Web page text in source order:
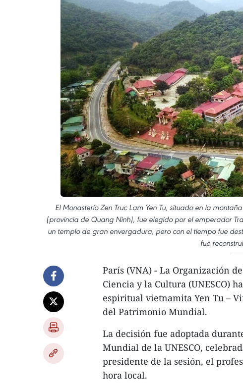
El Monasterio Zen Truc Lam Yen Tu, situado en la
(provincia de Quang Ninh), fue elegido por el emperador
un templo de gran envergadura, pero con el tiempo fue
fue
París (VNA) - La Organización
Ciencia y la Cultura (UNESCO)
espiritual vietnamita Yen Tu –
del Patrimonio Mundial.
La decisión fue adoptada
Mundial de la UNESCO,
presidente de la sesión, el
hora local.